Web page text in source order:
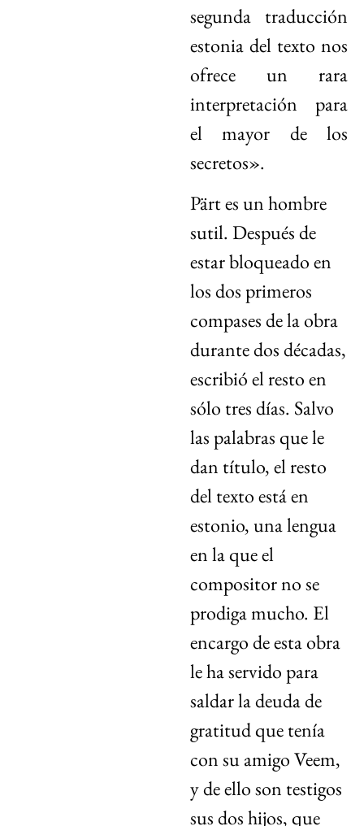
segunda traducción
estonia del texto nos
ofrece un rara
interpretación para
el mayor de los
secretos».
Pärt es un hombre
sutil. Después de
estar bloqueado en
los dos primeros
compases de la obra
durante dos décadas,
escribió el resto en
sólo tres días. Salvo
las palabras que le
dan título, el resto
del texto está en
estonio, una lengua
en la que el
compositor no se
prodiga mucho. El
encargo de esta obra
le ha servido para
saldar la deuda de
gratitud que tenía
con su amigo Veem,
y de ello son testigos
sus dos hijos, que